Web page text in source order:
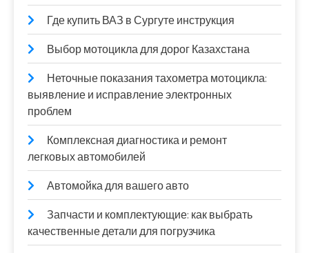
Где купить ВАЗ в Сургуте инструкция
Выбор мотоцикла для дорог Казахстана
Неточные показания тахометра мотоцикла:
выявление и исправление электронных
проблем
Комплексная диагностика и ремонт
легковых автомобилей
Автомойка для вашего авто
Запчасти и комплектующие: как выбрать
качественные детали для погрузчика